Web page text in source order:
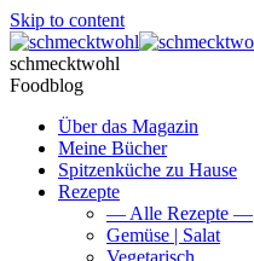
Skip to content
schmecktwohl
Foodblog
Über das Magazin
Meine Bücher
Spitzenküche zu Hause
Rezepte
— Alle Rezepte —
Gemüse | Salat
Vegetarisch